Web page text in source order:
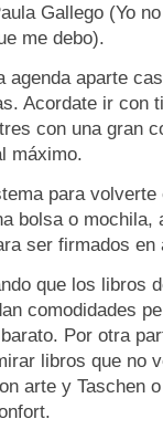
Gallego (Yo
me debo).
agenda aparte
Acordate ir con
con una gran
máximo.
para
bolsa o mochila,
ser firmados en
que los libros
comodidades
Por otra
libros que no
arte y Taschen